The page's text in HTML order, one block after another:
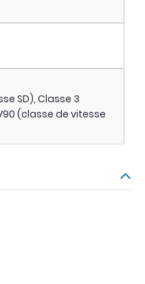
SD), Classe 3
(classe de vitesse